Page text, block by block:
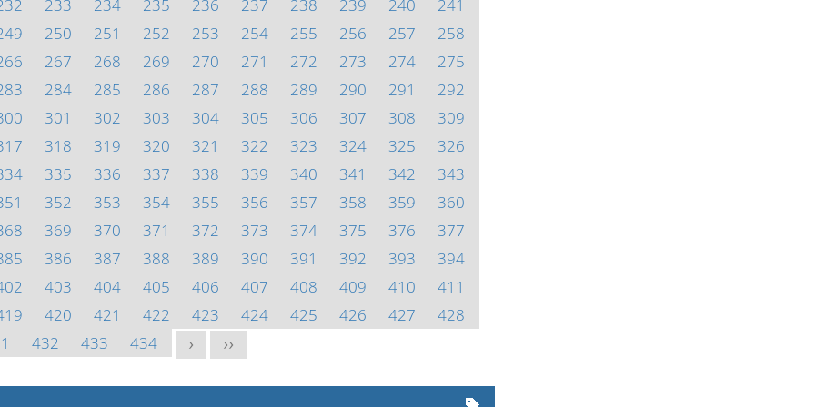
233 234 235 236 237 238 239 240
241
250 251 252 253 254 255 256 257
258
267 268 269 270 271 272 273 274
275
284 285 286 287 288 289 290 291
292
301 302 303 304 305 306 307 308
309
318 319 320 321 322 323 324 325
326
335 336 337 338 339 340 341 342
343
352 353 354 355 356 357 358 359
360
369 370 371 372 373 374 375 376
377
386 387 388 389 390 391 392 393
394
403 404 405 406 407 408 409 410
411
420 421 422 423 424 425 426 427
428
432 433 434 > >>